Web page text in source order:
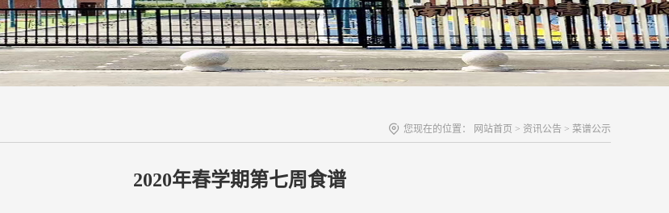
您现在的位置： 网站首页 > 资讯公告 > 菜谱公示
2020年春学期第七周食谱